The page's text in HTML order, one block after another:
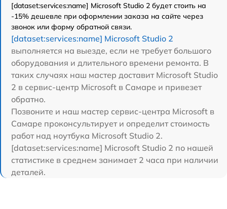
[dataset:services:name] Microsoft Studio 2 будет стоить на
-15% дешевле при оформлении заказа на сайте через
звонок или форму обратной связи.
[dataset:services:name] Microsoft Studio 2
выполняется на выезде, если не требует большого
оборудования и длительного времени ремонта. В
таких случаях наш мастер доставит Microsoft Studio
2 в сервис-центр Microsoft в Самаре и привезет
обратно.
Позвоните и наш мастер сервис-центра Microsoft в
Самаре проконсультирует и определит стоимость
работ над ноутбука Microsoft Studio 2.
[dataset:services:name] Microsoft Studio 2 по нашей
статистике в среднем занимает 2 часа при наличии
деталей.